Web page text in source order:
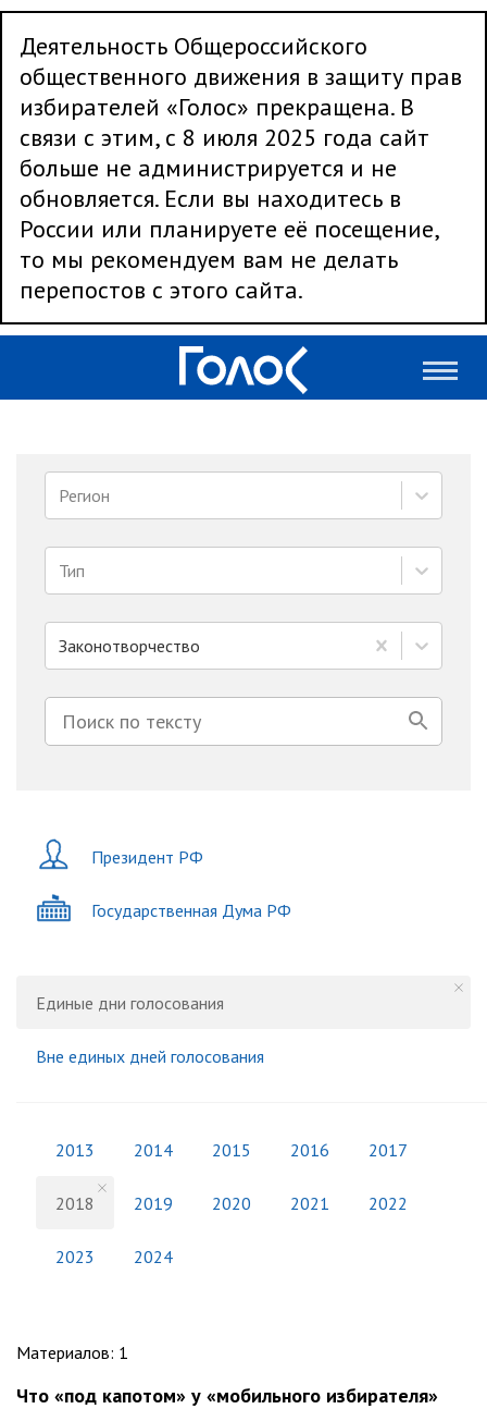
Деятельность Общероссийского
общественного движения в защиту прав
избирателей «Голос» прекращена. В
связи с этим, с 8 июля 2025 года сайт
больше не администрируется и не
обновляется. Если вы находитесь в
России или планируете её посещение,
то мы рекомендуем вам не делать
перепостов с этого сайта.
Регион
Тип
Законотворчество
Президент РФ
Государственная Дума РФ
Единые дни голосования
Вне единых дней голосования
2013 2014 2015 2016 2017
2018 2019 2020 2021 2022
2023 2024
Материалов: 1
Что «под капотом» у «мобильного избирателя»